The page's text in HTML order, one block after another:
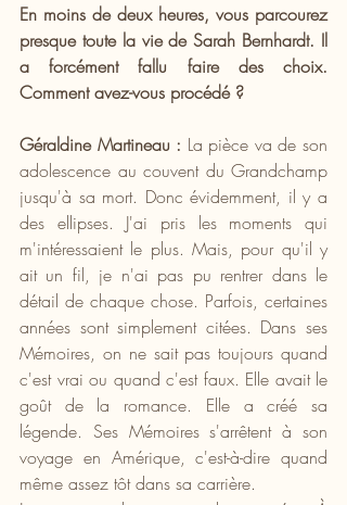
En moins de deux heures, vous parcourez
presque toute la vie de Sarah Bernhardt. Il
a forcément fallu faire des choix.
Comment avez-vous procédé ?
Géraldine Martineau : La pièce va de son
adolescence au couvent du Grandchamp
jusqu'à sa mort. Donc évidemment, il y a
des ellipses. J'ai pris les moments qui
m'intéressaient le plus. Mais, pour qu'il y
ait un fil, je n'ai pas pu rentrer dans le
détail de chaque chose. Parfois, certaines
années sont simplement citées. Dans ses
Mémoires, on ne sait pas toujours quand
c'est vrai ou quand c'est faux. Elle avait le
goût de la romance. Elle a créé sa
légende. Ses Mémoires s'arrêtent à son
voyage en Amérique, c'est-à-dire quand
même assez tôt dans sa carrière.